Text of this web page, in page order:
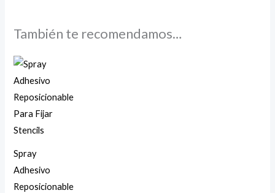
También te recomendamos…
Spray
Adhesivo
Reposicionable